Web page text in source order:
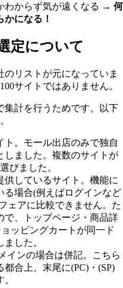
わからず気が遠くなる → 何
になる！
定について
のリストが元になっていま
サイトではありません。
集計を行うためです。以下
。モール出店のみで独自
しました。複数のサイトが
びました。
しているサイト。機能に
る場合(例えばログインなど
ェアに比較できません。た
で、トップページ・商品詳
ッピングカートが同一ド
した。
インの場合は併記。こちら
合上、末尾に(PC)・(SP)